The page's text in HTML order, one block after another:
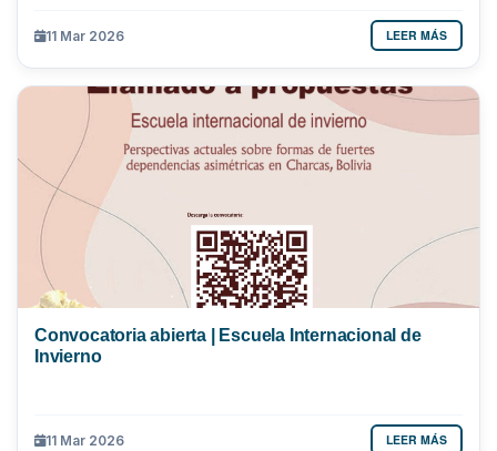
11 Mar 2026 LEER MÁS
Convocatoria abierta | Escuela Internacional de
Invierno
11 Mar 2026 LEER MÁS